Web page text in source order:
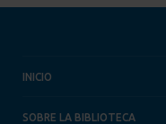
INICIO
SOBRE LA BIBLIOTECA